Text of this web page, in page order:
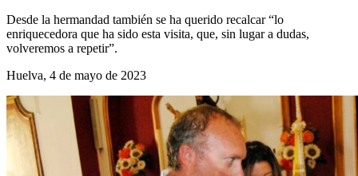
Desde la hermandad también se ha querido recalcar “lo
enriquecedora que ha sido esta visita, que, sin lugar a dudas,
volveremos a repetir”.
Huelva, 4 de mayo de 2023